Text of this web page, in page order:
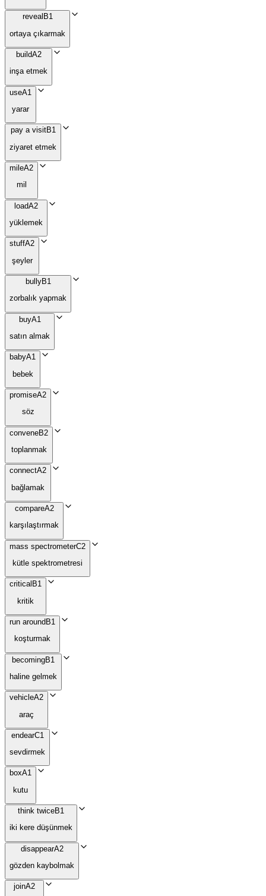
reveal B1
ortaya çıkarmak
buildA2
inşa etmek
useA1
yarar
pay a visitB1
ziyaret etmek
mileA2
mil
loadA2
yüklemek
stuffA2
şeyler
bullyB1
zorbalık yapmak
buyA1
satın almak
babyA1
bebek
promiseA2
söz
conveneB2
toplanmak
connectA2
bağlamak
compareA2
karşılaştırmak
mass spectrometerC2
kütle spektrometresi
critical B1
kritik
run around B1
koşturmak
becomingB1
haline gelmek
vehicleA2
araç
endearC1
sevdirmek
boxA1
kutu
think twiceB1
iki kere düşünmek
disappearA2
gözden kaybolmak
joinA2